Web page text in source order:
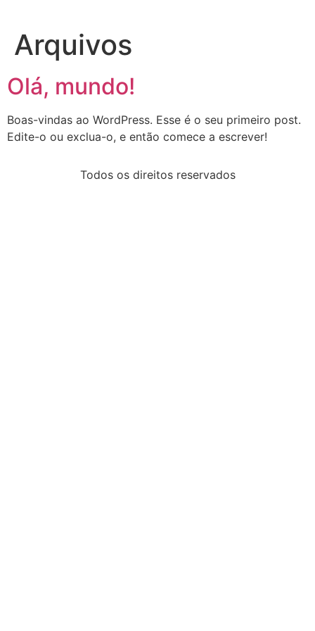
Arquivos
Olá, mundo!
Boas-vindas ao WordPress. Esse é o seu primeiro post.
Edite-o ou exclua-o, e então comece a escrever!
Todos os direitos reservados